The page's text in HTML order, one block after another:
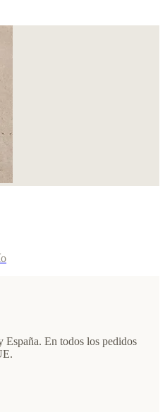
España. En todos los pedidos